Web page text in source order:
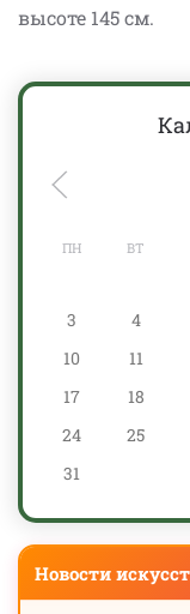
высоте 145 см.
ПН ВТ
3
4
10
11
17
18
24
25
31
Новости